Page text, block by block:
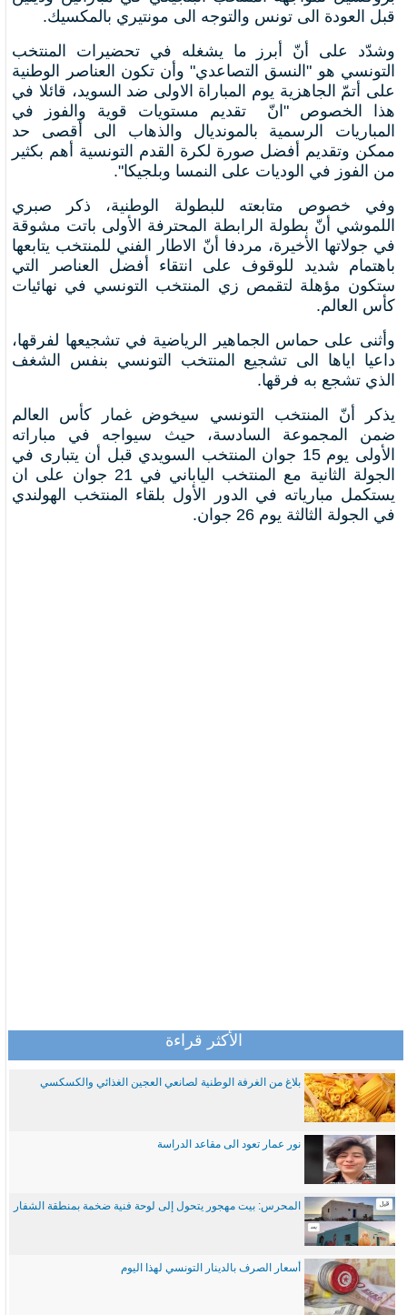
قبل العودة الى تونس والتوجه الى مونتيري بالمكسيك.
وشدّد على أنّ أبرز ما يشغله في تحضيرات المنتخب
التونسي هو "النسق التصاعدي" وأن تكون العناصر الوطنية
على أتمّ الجاهزية يوم المباراة الاولى ضد السويد، قائلا في
هذا الخصوص "انّ تقديم مستويات قوية والفوز في
المباريات الرسمية بالمونديال والذهاب الى أقصى حد
ممكن وتقديم أفضل صورة لكرة القدم التونسية أهم بكثير
من الفوز في الوديات على النمسا وبلجيكا".
وفي خصوص متابعته للبطولة الوطنية، ذكر صبري
اللموشي أنّ بطولة الرابطة المحترفة الأولى باتت مشوقة
في جولاتها الأخيرة، مردفا أنّ الاطار الفني للمنتخب يتابعها
باهتمام شديد للوقوف على انتقاء أفضل العناصر التي
ستكون مؤهلة لتقمص زي المنتخب التونسي في نهائيات
كأس العالم.
وأثنى على حماس الجماهير الرياضية في تشجيعها لفرقها،
داعيا اياها الى تشجيع المنتخب التونسي بنفس الشغف
الذي تشجع به فرقها.
يذكر أنّ المنتخب التونسي سيخوض غمار كأس العالم
ضمن المجموعة السادسة، حيث سيواجه في مباراته
الأولى يوم 15 جوان المنتخب السويدي قبل أن يتبارى في
الجولة الثانية مع المنتخب الياباني في 21 جوان على ان
يستكمل مبارياته في الدور الأول بلقاء المنتخب الهولندي
في الجولة الثالثة يوم 26 جوان.
الأكثر قراءة
بلاغ من الغرفة الوطنية لصانعي العجين الغذائي والكسكسي
نور عمار تعود الى مقاعد الدراسة
المحرس: بيت مهجور يتحول إلى لوحة فنية ضخمة بمنطقة الشفار
أسعار الصرف بالدينار التونسي لهذا اليوم